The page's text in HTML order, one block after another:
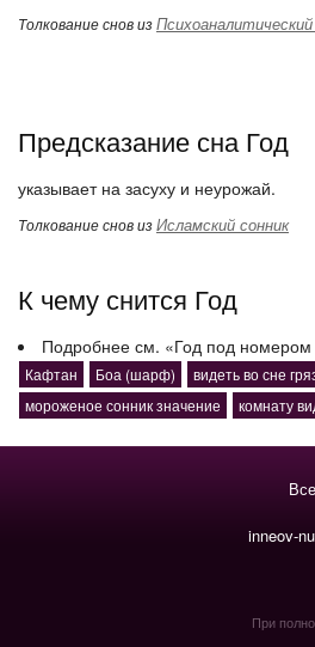
Толкование снов из
Предсказание сна Год
указывает на засуху и неурожай.
Толкование снов изИсламский сонник
К чему снится Год
Подробнее см. «Год под номером
Кафтан Боа (шарф) видеть во сне
мороженое сонник значение
комнату
inneov-
При